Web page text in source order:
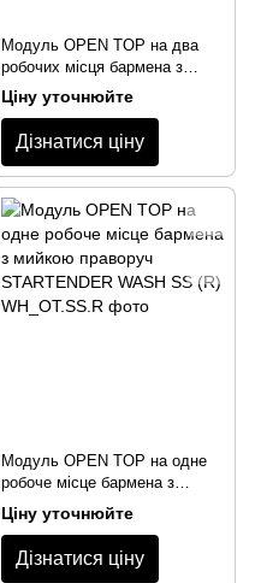
Модуль OPEN TOP на два
робочих місця бармена з
центральною мийкою
STARTENDER WASH2_SS
Ціну уточнюйте
Дізнатися ціну
Модуль OPEN TOP на одне
робоче місце бармена з
мийкою праворуч
STARTENDER WASH SS (R)
Ціну уточнюйте
Дізнатися ціну